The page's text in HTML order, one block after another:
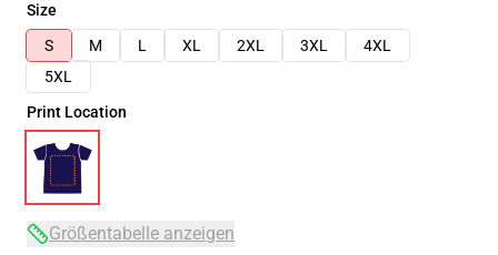
Size
S
M L XL 2XL 3XL
4XL
5XL
Print Location
Größentabelle anzeigen